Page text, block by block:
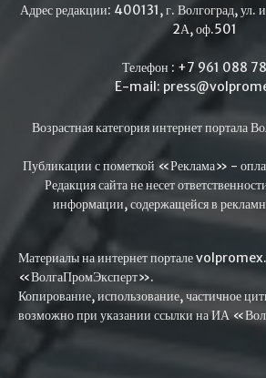
Адрес редакции: 400131, г. Волгоград, ул.
2А, оф.501
Телефон : +7 961 088
E-mail:
Возрастная категория интернет портала
Публикации с пометкой «Реклама» -
Редакция сайта не несет
информации, содержащейся в
Материалы на интернет портале
«ВолгаПромЭксперт».
Копирование, использование, частичное
возможно при указании ссылки на ИА